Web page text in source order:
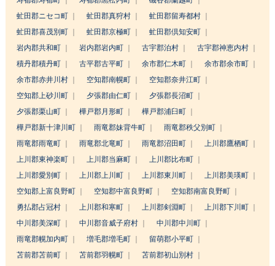
虻田郡ニセコ町
虻田郡真狩村
虻田郡留寿都村
虻田郡喜茂別町
虻田郡京極町
虻田郡倶知安町
岩内郡共和町
岩内郡岩内町 古宇郡泊村
古宇郡神恵内村
積丹郡積丹町
古平郡古平町 余市郡仁木町
余市郡余市町
余市郡赤井川村
空知郡南幌町
空知郡奈井江町
空知郡上砂川町
夕張郡由仁町
夕張郡長沼町
夕張郡栗山町
樺戸郡月形町
樺戸郡浦臼町
樺戸郡新十津川町
雨竜郡妹背牛町
雨竜郡秩父別町
雨竜郡雨竜町
雨竜郡北竜町 雨竜郡沼田町
上川郡鷹栖町
上川郡東神楽町
上川郡当麻町
上川郡比布町
上川郡愛別町
上川郡上川町 上川郡東川町
上川郡美瑛町
空知郡上富良野町
空知郡中富良野町
空知郡南富良野町
勇払郡占冠村
上川郡和寒町 上川郡剣淵町
上川郡下川町
中川郡美深町
中川郡音威子府村
中川郡中川町
雨竜郡幌加内町
増毛郡増毛町
留萌郡小平町
苫前郡苫前町
苫前郡羽幌町
苫前郡初山別村